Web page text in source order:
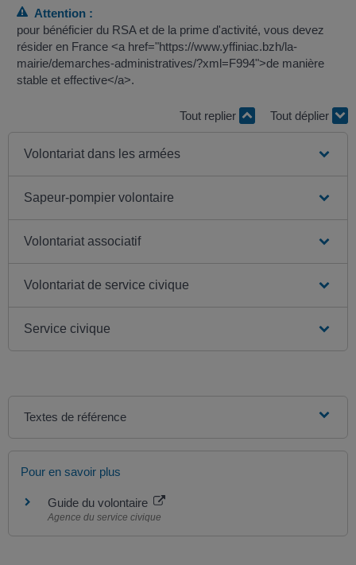
Attention :
pour bénéficier du RSA et de la prime d'activité, vous devez
résider en France <a href="https://www.yffiniac.bzh/la-
mairie/demarches-administratives/?xml=F994">de manière
stable et effective</a>.
Tout replier Tout déplier
Volontariat dans les armées
Sapeur-pompier volontaire
Volontariat associatif
Volontariat de service civique
Service civique
Textes de référence
Pour en savoir plus
Guide du volontaire
Agence du service civique